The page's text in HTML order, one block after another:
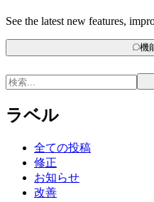
See the latest new features,
機
ラベル
全ての投稿
修正
お知らせ
改善